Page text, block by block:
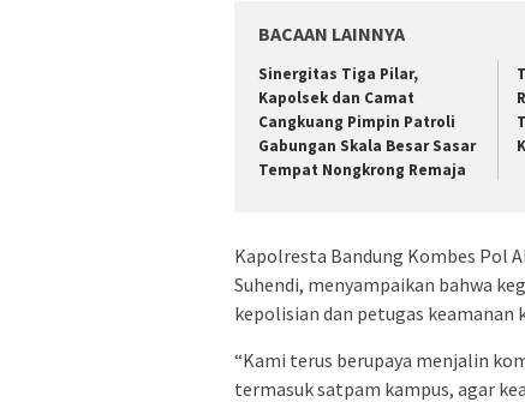
BACAAN LAINNYA
Sinergitas Tiga Pilar,
Kapolsek dan Camat
Cangkuang Pimpin Patroli
Gabungan Skala Besar Sasar
Tempat Nongkrong Remaja
Kapolresta Bandung Kombes Pol
Suhendi, menyampaikan bahwa
kepolisian dan petugas keamanan
“Kami terus berupaya menjalin
termasuk satpam kampus, agar